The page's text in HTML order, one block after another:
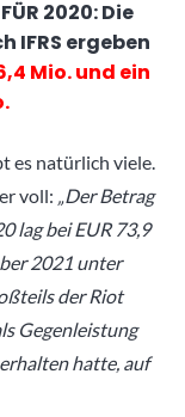
FÜR 2020: Die
IFRS ergeben
Mio. und ein
es natürlich viele.
voll: „Der Betrag
lag bei EUR 73,9
2021 unter
der Riot
Gegenleistung
hatte, auf